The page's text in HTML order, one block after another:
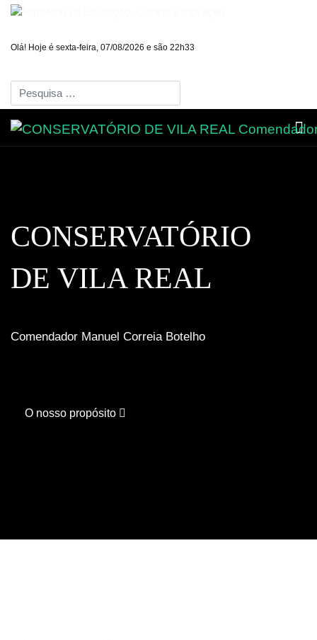
Olá! Hoje é sexta-feira, 07/08/2026 e são 22h33
Pesquisar
CONSERVATÓRIO
DE VILA REAL
Comendador Manuel Correia Botelho
O nosso propósito